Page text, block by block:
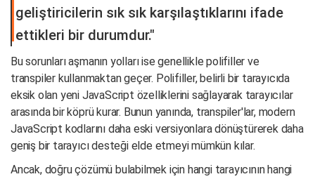
geliştiricilerin sık sık karşılaştıklarını ifade
ettikleri bir durumdur."
Bu sorunları aşmanın yolları ise genellikle polifiller ve
transpiler kullanmaktan geçer. Polifiller, belirli bir tarayıcıda
eksik olan yeni JavaScript özelliklerini sağlayarak tarayıcılar
arasında bir köprü kurar. Bunun yanında, transpiler'lar, modern
JavaScript kodlarını daha eski versiyonlara dönüştürerek daha
geniş bir tarayıcı desteği elde etmeyi mümkün kılar.
Ancak, doğru çözümü bulabilmek için hangi tarayıcının hangi